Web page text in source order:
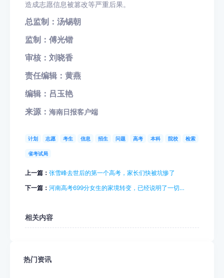
造成志愿信息被篡改等严重后果。
总监制：汤锡朝
监制：傅光锴
审核：刘晓香
责任编辑： 黄燕
编辑：吕玉艳
来源： 海南日报客户端
计划 志愿 考生 信息 招生 问题 高考 本科 院校 检索
省考试局
上一篇： 张雪峰去世后的第一个高考，家长们快被坑惨了
下一篇： 河南高考699分女生的家境转变，已经说明了一切…
相关内容
热门资讯